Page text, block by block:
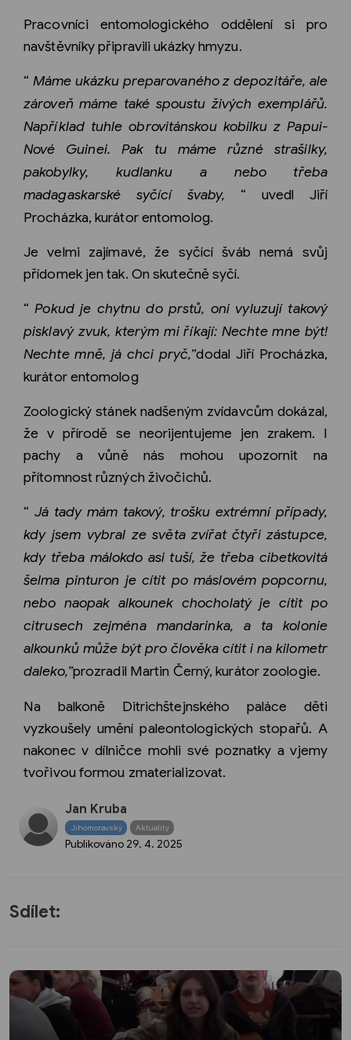
Pracovníci entomologického oddělení si pro
navštěvníky připravili ukázky hmyzu.
“ Máme ukázku preparovaného z depozitáře, ale
zároveň máme také spoustu živých exemplářů.
Například tuhle obrovitánskou kobilku z Papui-
Nové Guinei. Pak tu máme různé strašilky,
pakobylky, kudlanku a nebo třeba
madagaskarské syčící švaby, “ uvedl Jiří
Procházka, kurátor entomolog.
Je velmi zajímavé, že syčící šváb nemá svůj
přídomek jen tak. On skutečně syčí.
“Pokud je chytnu do prstů, oni vyluzují takový
pisklavý zvuk, kterým mi říkají: Nechte mne být!
Nechte mně, já chci pryč,”dodal Jiří Procházka,
kurátor entomolog
Zoologický stánek nadšeným zvídavcům dokázal,
že v přírodě se neorijentujeme jen zrakem. I
pachy a vůně nás mohou upozornit na
přítomnost různých živočichů.
“ Já tady mám takový, trošku extrémní případy,
kdy jsem vybral ze světa zvířat čtyři zástupce,
kdy třeba málokdo asi tuší, že třeba cibetkovitá
šelma pinturon je cítit po máslovém popcornu,
nebo naopak alkounek chocholatý je cítit po
citrusech zejména mandarinka, a ta kolonie
alkounků může být pro člověka cítit i na kilometr
daleko,”prozradil Martin Černý, kurátor zoologie.
Na balkoně Ditrichštejnského paláce děti
vyzkoušely umění paleontologických stopařů. A
nakonec v dílničce mohli své poznatky a vjemy
tvořivou formou zmaterializovat.
Jan Kruba
Jihomoravský Aktuality
Publikováno 29. 4. 2025
Sdílet: